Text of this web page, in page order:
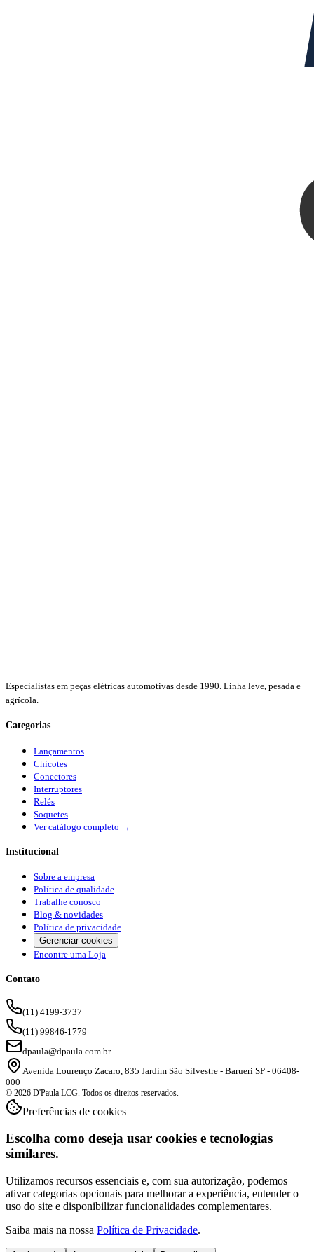
Especialistas em peças elétricas automotivas desde 1990. Linha leve, pesada e
agrícola.
Categorias
Lançamentos
Chicotes
Conectores
Interruptores
Relés
Soquetes
Ver catálogo completo →
Institucional
Sobre a empresa
Política de qualidade
Trabalhe conosco
Blog & novidades
Política de privacidade
Gerenciar cookies
Encontre uma Loja
Contato
(11) 4199-3737
(11) 99846-1779
dpaula@dpaula.com.br
Avenida Lourenço Zacaro, 835 Jardim São Silvestre - Barueri SP - 06408-
000
© 2026 D'Paula LCG. Todos os direitos reservados.
Preferências de cookies
Escolha como deseja usar cookies e tecnologias
similares.
Utilizamos recursos essenciais e, com sua autorização, podemos
ativar categorias opcionais para melhorar a experiência, entender o
uso do site e disponibilizar funcionalidades complementares.
Saiba mais na nossa Política de Privacidade.